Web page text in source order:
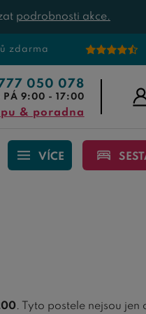
podrobnosti akce.
zdarma
050 078
PÁ 9:00 - 17:00
& poradna
VÍCE
. Tyto postele nejsou